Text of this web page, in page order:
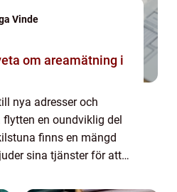
Vinde
om areamätning i
nya adresser och
en oundviklig del
finns en mängd
sina tjänster för att